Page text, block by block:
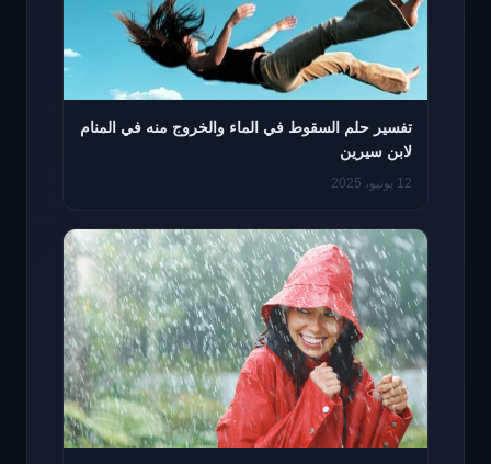
تفسير حلم السقوط في الماء والخروج منه في المنام
لابن سيرين
12 يونيو، 2025